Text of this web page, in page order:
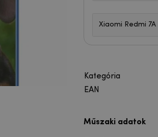
Xiaomi Redmi 7A
Kategória
EAN
Műszaki adatok